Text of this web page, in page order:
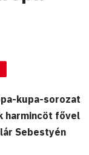
kupa-sorozat
harmincöt fővel
Sebestyén